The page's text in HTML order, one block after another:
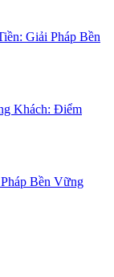
Giải Pháp Bền
Khách: Điểm
Bền Vững